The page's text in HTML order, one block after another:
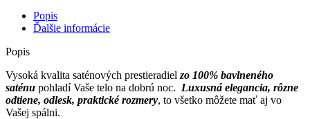
Popis
Ďalšie informácie
Popis
Vysoká kvalita saténových prestieradiel zo 100% bavlneného
saténu pohladí Vaše telo na dobrú noc. Luxusná elegancia, rôzne
odtiene, odlesk, praktické rozmery, to všetko môžete mať aj vo
Vašej spálni.